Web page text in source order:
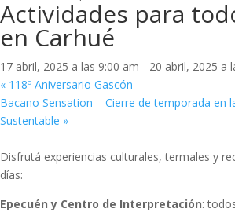
Actividades para
en Carhué
17 abril, 2025 a las 9:00 am - 20 abril, 2025 a
« 118º Aniversario Gascón
Bacano Sensation – Cierre de temporada en
Sustentable »
Disfrutá experiencias culturales, termales y
días:
Epecuén y Centro de Interpretación: